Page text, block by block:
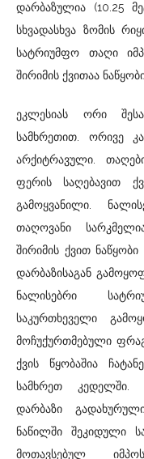
დარბაზულია (10.25
სხვადასხვა ზომის
სატრიუმფო თაღი
შირიმის ქვითაა
ეკლესიას ორი
სამხრეთით. ორივე
არქიტრავული.
ფერის საღებავით
გამოყვანილი.
თაღოვანი
შირიმის ქვით
დარბაზისაგან
ნალისებრი
საკურთხეველი
მოჩუქურთმებული
ქვის წყობაშია
სამხრეთ კედელში.
დარბაზი
ნაწილში შეკიდული
მოთავსებულ